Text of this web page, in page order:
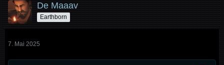
De Maaav
Earthborn
7. Mai 2025